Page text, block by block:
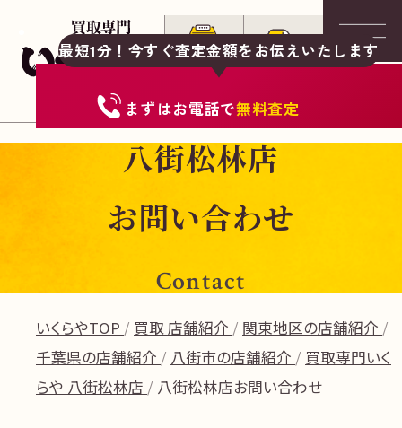
最短1分！今すぐ査定金額をお伝えいたします
まずはお電話で無料査定
八街松林店
お問い合わせ
Contact
いくらやTOP 買取 店舗紹介
関東地区の店舗紹介
千葉県の店舗紹介
八街市の店舗紹介
買取専門いく
らや 八街松林店
八街松林店お問い合わせ